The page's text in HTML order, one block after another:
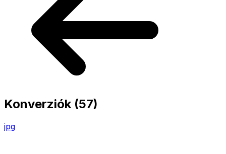
Konverziók (57)
jpg